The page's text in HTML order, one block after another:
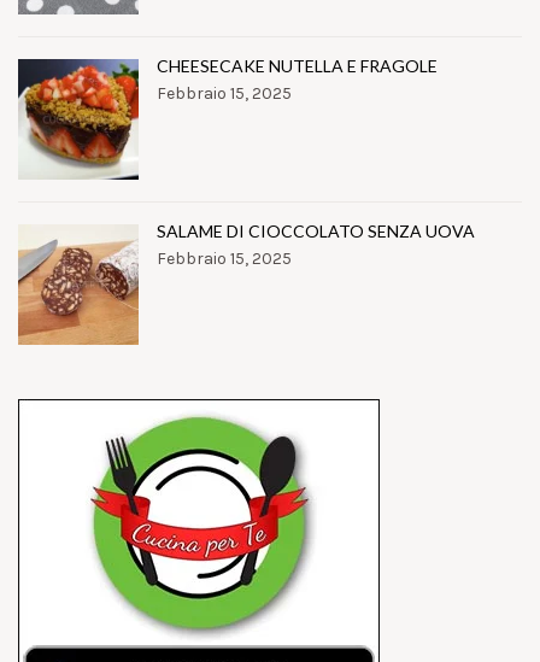
CHEESECAKE NUTELLA E FRAGOLE
Febbraio 15, 2025
SALAME DI CIOCCOLATO SENZA UOVA
Febbraio 15, 2025